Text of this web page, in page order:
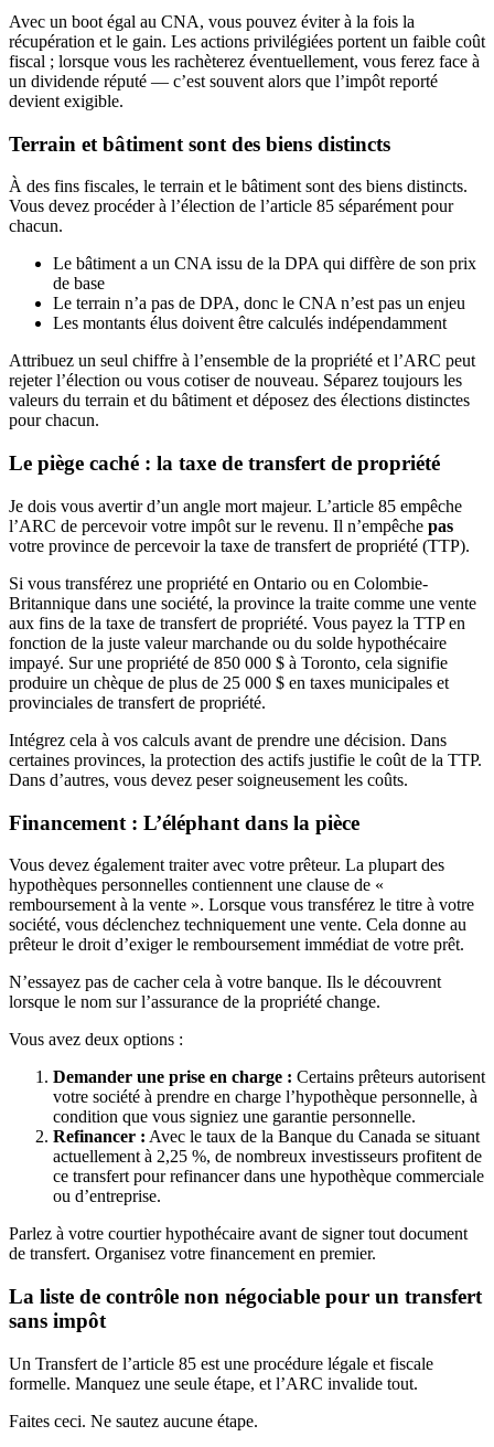
Avec un boot égal au CNA, vous pouvez éviter à la fois la
récupération et le gain. Les actions privilégiées portent un faible coût
fiscal ; lorsque vous les rachèterez éventuellement, vous ferez face à
un dividende réputé — c’est souvent alors que l’impôt reporté
devient exigible.
Terrain et bâtiment sont des biens distincts
À des fins fiscales, le terrain et le bâtiment sont des biens distincts.
Vous devez procéder à l’élection de l’article 85 séparément pour
chacun.
Le bâtiment a un CNA issu de la DPA qui diffère de son prix
de base
Le terrain n’a pas de DPA, donc le CNA n’est pas un enjeu
Les montants élus doivent être calculés indépendamment
Attribuez un seul chiffre à l’ensemble de la propriété et l’ARC peut
rejeter l’élection ou vous cotiser de nouveau. Séparez toujours les
valeurs du terrain et du bâtiment et déposez des élections distinctes
pour chacun.
Le piège caché : la taxe de transfert de propriété
Je dois vous avertir d’un angle mort majeur. L’article 85 empêche
l’ARC de percevoir votre impôt sur le revenu. Il n’empêche pas
votre province de percevoir la taxe de transfert de propriété (TTP).
Si vous transférez une propriété en Ontario ou en Colombie-
Britannique dans une société, la province la traite comme une vente
aux fins de la taxe de transfert de propriété. Vous payez la TTP en
fonction de la juste valeur marchande ou du solde hypothécaire
impayé. Sur une propriété de 850 000 $ à Toronto, cela signifie
produire un chèque de plus de 25 000 $ en taxes municipales et
provinciales de transfert de propriété.
Intégrez cela à vos calculs avant de prendre une décision. Dans
certaines provinces, la protection des actifs justifie le coût de la TTP.
Dans d’autres, vous devez peser soigneusement les coûts.
Financement : L’éléphant dans la pièce
Vous devez également traiter avec votre prêteur. La plupart des
hypothèques personnelles contiennent une clause de «
remboursement à la vente ». Lorsque vous transférez le titre à votre
société, vous déclenchez techniquement une vente. Cela donne au
prêteur le droit d’exiger le remboursement immédiat de votre prêt.
N’essayez pas de cacher cela à votre banque. Ils le découvrent
lorsque le nom sur l’assurance de la propriété change.
Vous avez deux options :
Demander une prise en charge : Certains prêteurs autorisent
votre société à prendre en charge l’hypothèque personnelle, à
condition que vous signiez une garantie personnelle.
Refinancer : Avec le taux de la Banque du Canada se situant
actuellement à 2,25 %, de nombreux investisseurs profitent de
ce transfert pour refinancer dans une hypothèque commerciale
ou d’entreprise.
Parlez à votre courtier hypothécaire avant de signer tout document
de transfert. Organisez votre financement en premier.
La liste de contrôle non négociable pour un transfert
sans impôt
Un Transfert de l’article 85 est une procédure légale et fiscale
formelle. Manquez une seule étape, et l’ARC invalide tout.
Faites ceci. Ne sautez aucune étape.